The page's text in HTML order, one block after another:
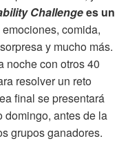
Challengees un
emociones, comida,
y mucho más.
noche con otros 40
resolver un reto
final se presentará
domingo, antes de la
grupos ganadores.